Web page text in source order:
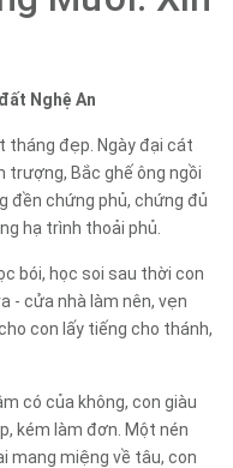
Nghệ An
tháng đẹp. Ngày đại cát
trượng, Bắc ghế ông ngồi
đền chứng phủ, chứng đủ
hạ trình thoải phủ.
bói, học soi sau thời con
- cửa nhà làm nên, vẹn
con lấy tiếng cho thánh,
có của không, con giàu
kém làm đơn. Một nén
mang miệng về tâu, con